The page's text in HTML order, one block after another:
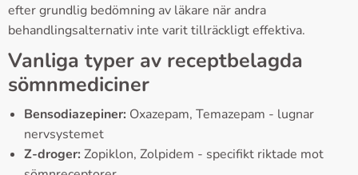
efter grundlig bedömning av läkare när andra
behandlingsalternativ inte varit tillräckligt effektiva.
Vanliga typer av receptbelagda
sömnmediciner
Bensodiazepiner: Oxazepam, Temazepam - lugnar
nervsystemet
Z-droger: Zopiklon, Zolpidem - specifikt riktade mot